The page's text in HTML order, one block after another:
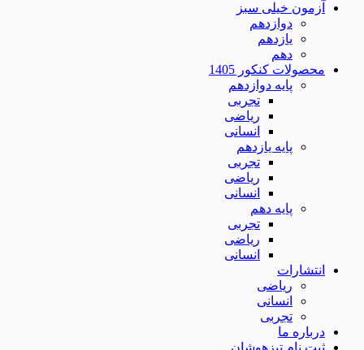
آزمون خیلی سبز
دوازدهم
یازدهم
دهم
محصولات کنکور 1405
پایه دوازدهم
تجربی
ریاضی
انسانی
پایه یازدهم
تجربی
ریاضی
انسانی
پایه دهم
تجربی
ریاضی
انسانی
انتشارات
ریاضی
انسانی
تجربی
درباره ما